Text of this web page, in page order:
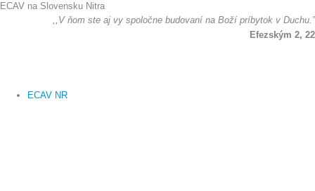
Preskočiť
ECAV na Slovensku Nitra
,,V ňom ste aj vy spoločne budovaní na Boží príbytok v Duchu.”
Efezským 2, 22
ECAV NR